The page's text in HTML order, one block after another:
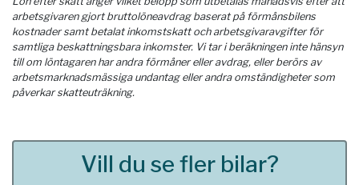
arbetsgivaren gjort bruttolöneavdrag baserat på förmånsbilens
kostnader samt betalat inkomstskatt och arbetsgivaravgifter för
samtliga beskattningsbara inkomster. Vi tar i beräkningen inte hänsyn
till om löntagaren har andra förmåner eller avdrag, eller berörs av
arbetsmarknadsmässiga undantag eller andra omständigheter som
påverkar skatteuträkning.
Vill du se fler bilar?